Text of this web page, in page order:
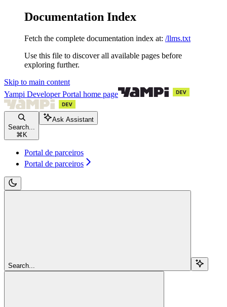
Documentation Index
Fetch the complete documentation index at: /llms.txt
Use this file to discover all available pages before
exploring further.
Skip to main content
Yampi Developer Portal home page
Search...
⌘ K
Ask Assistant
Portal de parceiros
Portal de parceiros
Search...